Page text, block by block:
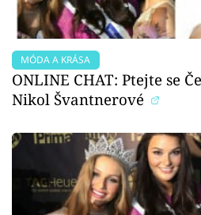
MÓDA A KRÁSA
ONLINE CHAT: Ptejte se
Nikol Švantnerové